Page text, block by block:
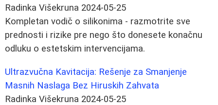
Radinka Višekruna 2024-05-25
Kompletan vodič o silikonima - razmotrite sve
prednosti i rizike pre nego što donesete konačnu
odluku o estetskim intervencijama.
Ultrazvučna Kavitacija: Rešenje za Smanjenje
Masnih Naslaga Bez Hiruskih Zahvata
Radinka Višekruna 2024-05-25